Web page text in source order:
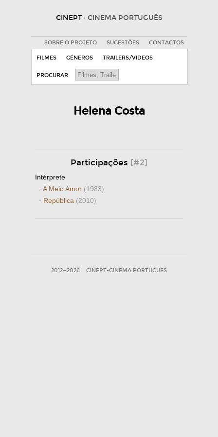
CINEPT · CINEMA PORTUGUÊS
SOBRE O PROJETO SUGESTÕES CONTACTOS
FILMES GÉNEROS TRAILERS/VIDEOS
PROCURAR
Helena Costa
Participações [#2]
Intérprete
· A Meio Amor (1983)
· República (2010)
2012—2026 CINEPT-CINEMA PORTUGUES